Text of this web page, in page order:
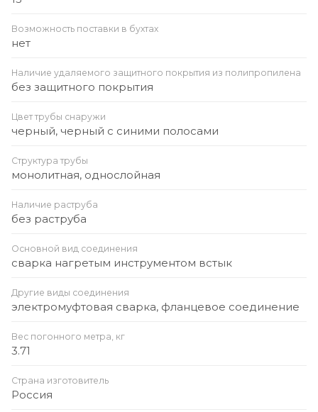
Возможность поставки в бухтах
нет
Наличие удаляемого защитного покрытия из полипропилена
без защитного покрытия
Цвет трубы снаружи
черный, черный с синими полосами
Структура трубы
монолитная, однослойная
Наличие раструба
без раструба
Основной вид соединения
сварка нагретым инструментом встык
Другие виды соединения
электромуфтовая сварка, фланцевое соединение
Вес погонного метра, кг
3.71
Страна изготовитель
Россия